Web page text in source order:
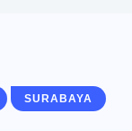
SURABAYA